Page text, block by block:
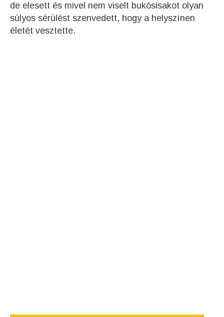
de elesett és mivel nem viselt bukósisakot olyan
súlyos sérülést szenvedett, hogy a helyszínen
életét vesztette.